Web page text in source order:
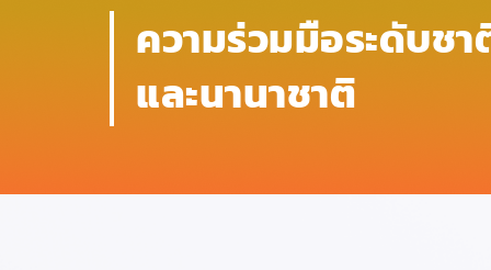
ความร่วมมือระดับชา
และนานาชาติ